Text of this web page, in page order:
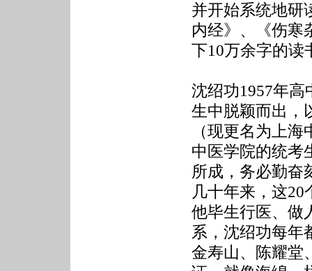
并开始系统地研
内经》、《伤寒
下10万余字的读
沈绍功1957年
生中脱颖而出，
（现更名为上
中医学院的统考
所成，务必勤奋
几十年来，这
他毕生行医、做
系，沈绍功每年
金寿山、陈耀堂